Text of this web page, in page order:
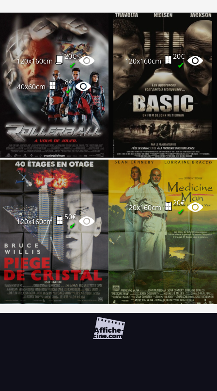
120x160cm
20€
✔
40x60cm
8€
✔
120x160cm
20€
✔
120x160cm
50€
✔
120x160cm
20€
✔